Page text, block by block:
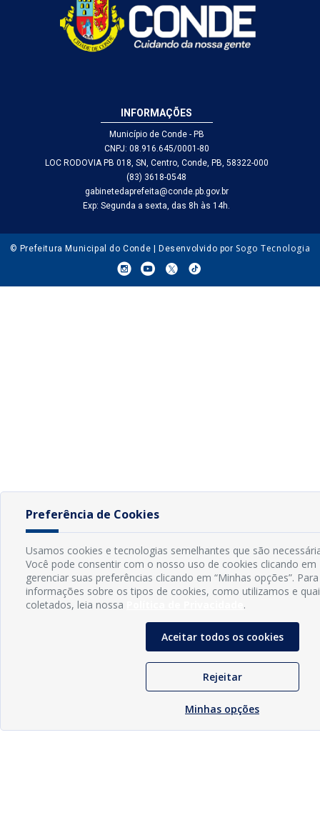
INFORMAÇÕES
Município de Conde - PB
CNPJ: 08.916.645/0001-80
LOC RODOVIA PB 018, SN, Centro, Conde, PB, 58322-000
(83) 3618-0548
gabinetedaprefeita@conde.pb.gov.br
Exp: Segunda a sexta, das 8h às 14h.
© Prefeitura Municipal do Conde | Desenvolvido por Sogo Tecnologia
Preferência de Cookies
Usamos cookies e tecnologias semelhantes que são
Você pode consentir com o nosso uso de cookies clicando
gerenciar suas preferências clicando em “Minhas opções”.
informações sobre os tipos de cookies, como utilizamos e
coletados, leia nossa
.
Aceitar todos os cookies
Rejeitar
Minhas opções